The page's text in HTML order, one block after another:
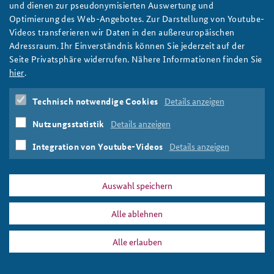
Anfahrt
Freundeskreis
Deutsches Forum Sicherheitspolitik
Arbeitskreis "Junge Sicherheitspolitiker"
Das Sicherheitspolitische Gespräch an der BAKS
Studierendenkonferenz Sicherheitspolitik gestalten
Newsletter-Archiv
Gruppenbild des Seminars für Sicherheitspolitik 2015 mit
Kanzleramtschef Bundesminister Peter Altmaier im
Bundeskanzleramt
Foto: Bundesregierung/Jochen Eckel
PRESSE DATENSCHUTZ IMPRESSUM
abschluss_sp15_teaser.jpg Drucken
und dienen zur pseudonymisierten Auswertung und
Optimierung des Web-Angebotes. Zur Darstellung von Youtube-
Videos transferieren wir Daten in den außereuropäischen
Adressraum. Ihr Einverständnis können Sie jederzeit auf der
Seite Privatsphäre widerrufen. Nähere Informationen finden Sie
hier.
Technisch notwendige Cookies Details anzeigen
Nutzungsstatistik Details anzeigen
Integration von Youtube-Videos Details anzeigen
Auswahl speichern
Alle ablehnen
Alle erlauben